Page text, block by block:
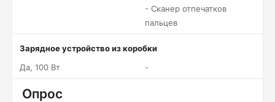
- Сканер отпечатков
пальцев
Зарядное устройство из коробки
Да, 100 Вт
-
Опрос